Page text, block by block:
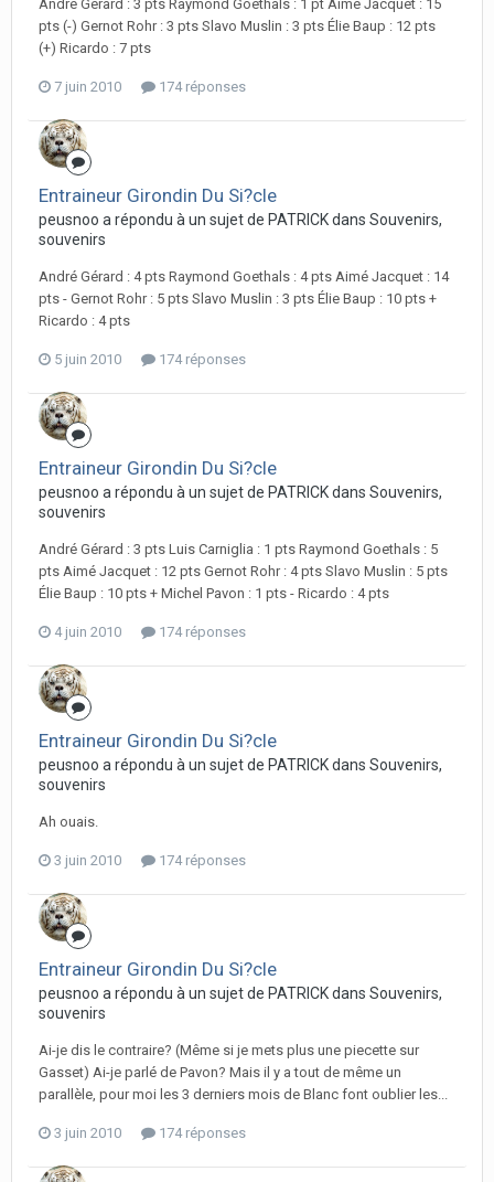
André Gérard : 3 pts Raymond Goethals : 1 pt Aimé Jacquet : 15
pts (-) Gernot Rohr : 3 pts Slavo Muslin : 3 pts Élie Baup : 12 pts
(+) Ricardo : 7 pts
7 juin 2010 174 réponses
Entraineur Girondin Du Si?cle
peusnoo a répondu à un sujet de PATRICK dans Souvenirs,
souvenirs
André Gérard : 4 pts Raymond Goethals : 4 pts Aimé Jacquet : 14
pts - Gernot Rohr : 5 pts Slavo Muslin : 3 pts Élie Baup : 10 pts +
Ricardo : 4 pts
5 juin 2010 174 réponses
Entraineur Girondin Du Si?cle
peusnoo a répondu à un sujet de PATRICK dans Souvenirs,
souvenirs
André Gérard : 3 pts Luis Carniglia : 1 pts Raymond Goethals : 5
pts Aimé Jacquet : 12 pts Gernot Rohr : 4 pts Slavo Muslin : 5 pts
Élie Baup : 10 pts + Michel Pavon : 1 pts - Ricardo : 4 pts
4 juin 2010 174 réponses
Entraineur Girondin Du Si?cle
peusnoo a répondu à un sujet de PATRICK dans Souvenirs,
souvenirs
Ah ouais.
3 juin 2010 174 réponses
Entraineur Girondin Du Si?cle
peusnoo a répondu à un sujet de PATRICK dans Souvenirs,
souvenirs
Ai-je dis le contraire? (Même si je mets plus une piecette sur
Gasset) Ai-je parlé de Pavon? Mais il y a tout de même un
parallèle, pour moi les 3 derniers mois de Blanc font oublier les...
3 juin 2010 174 réponses